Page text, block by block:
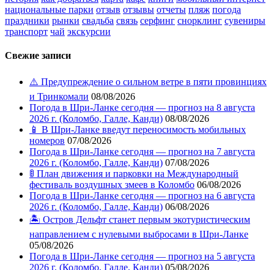
национальные парки отзыв отзывы отчеты пляж погода
праздники рынки свадьба связь серфинг снорклинг сувениры
транспорт чай экскурсии
Свежие записи
⚠️ Предупреждение о сильном ветре в пяти провинциях
и Тринкомали 08/08/2026
Погода в Шри-Ланке сегодня — прогноз на 8 августа
2026 г. (Коломбо, Галле, Канди) 08/08/2026
📱 В Шри-Ланке введут переносимость мобильных
номеров 07/08/2026
Погода в Шри-Ланке сегодня — прогноз на 7 августа
2026 г. (Коломбо, Галле, Канди) 07/08/2026
🚦 План движения и парковки на Международный
фестиваль воздушных змеев в Коломбо 06/08/2026
Погода в Шри-Ланке сегодня — прогноз на 6 августа
2026 г. (Коломбо, Галле, Канди) 06/08/2026
🏝️ Остров Дельфт станет первым экотуристическим
направлением с нулевыми выбросами в Шри-Ланке
05/08/2026
Погода в Шри-Ланке сегодня — прогноз на 5 августа
2026 г. (Коломбо, Галле, Канди) 05/08/2026